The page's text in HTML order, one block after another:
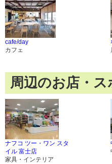
cafe/day
カフェ
周辺のお店・ス
ナフコ ツー・ワン スタ
イル 富士店
家具・インテリア